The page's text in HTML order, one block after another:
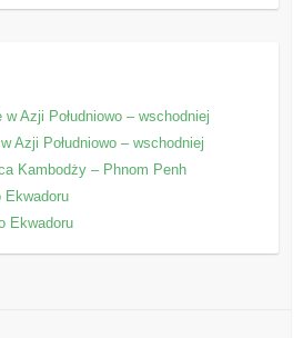
w Azji Południowo – wschodniej
Azji Południowo – wschodniej
Kambodży – Phnom Penh
Ekwadoru
Ekwadoru